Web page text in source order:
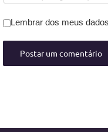
Lembrar dos meus